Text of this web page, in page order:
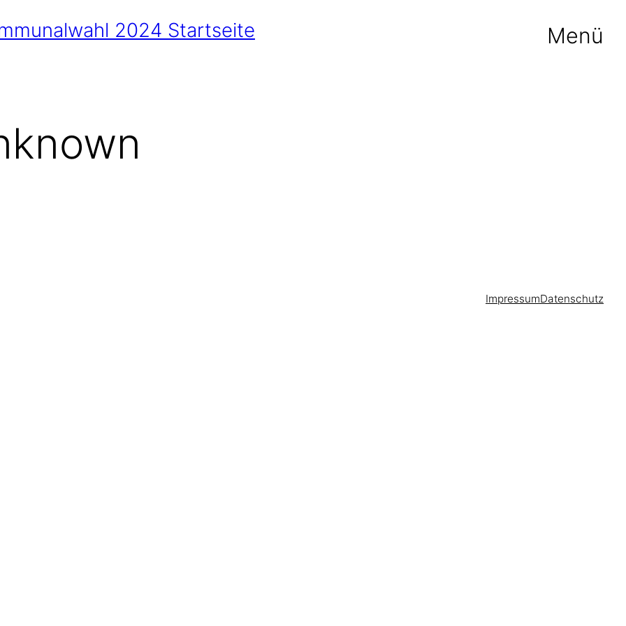
Menü
ImpressumDatenschutz